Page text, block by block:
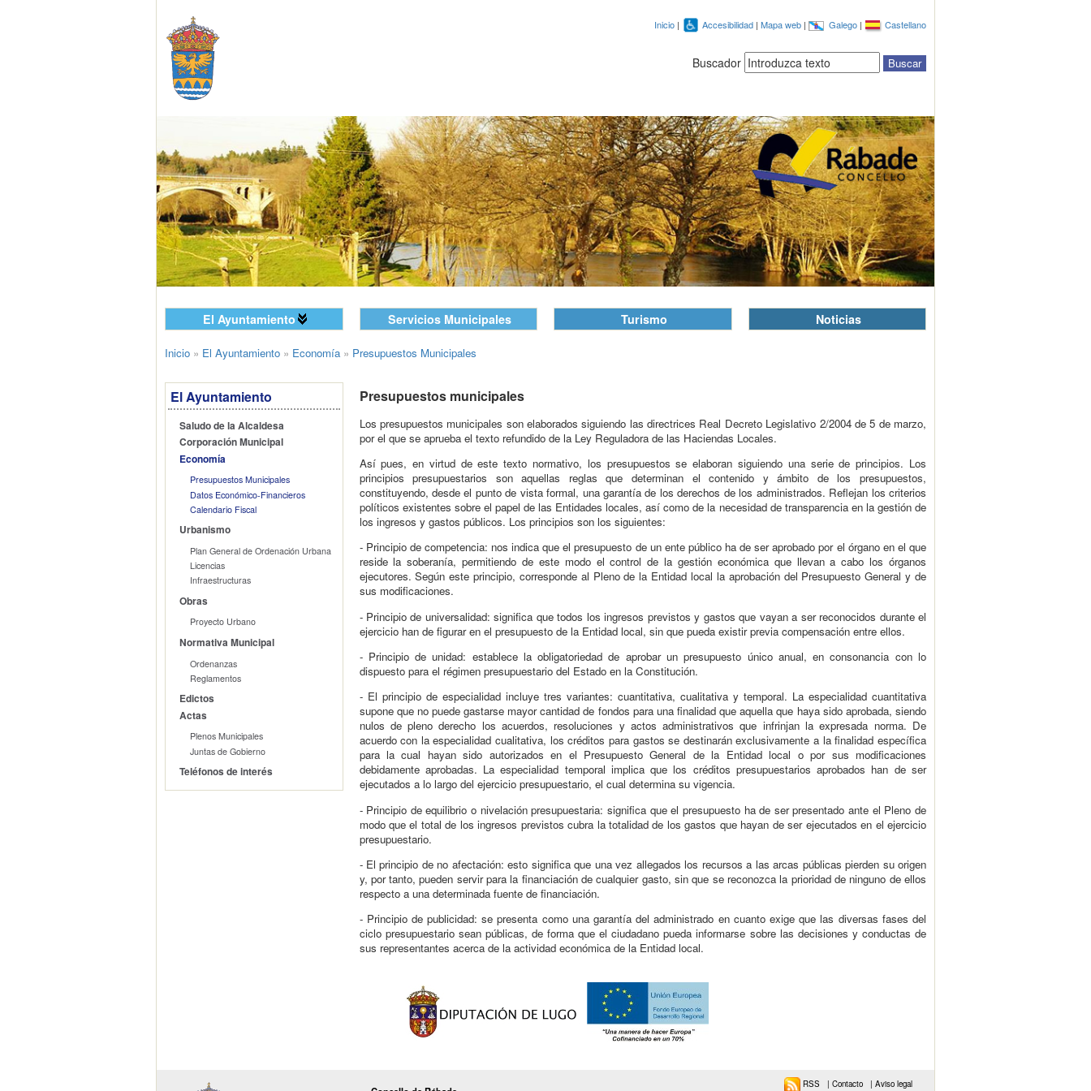
Inicio | Accesibilidad | Mapa web | Galego | Castellano
Buscador
El Ayuntamiento Servicios Municipales Turismo Noticias
Inicio » El Ayuntamiento » Economía » Presupuestos Municipales
El Ayuntamiento
Saludo de la Alcaldesa
Corporación Municipal
Economía
Presupuestos Municipales
Datos Económico-Financieros
Calendario Fiscal
Urbanismo
Plan General de Ordenación Urbana
Licencias
Infraestructuras
Obras
Proyecto Urbano
Normativa Municipal
Ordenanzas
Reglamentos
Edictos
Actas
Plenos Municipales
Juntas de Gobierno
Teléfonos de interés
Presupuestos municipales
Los presupuestos municipales son elaborados siguiendo las directrices Real Decreto Legislativo 2/2004 de 5 de marzo,
por el que se aprueba el texto refundido de la Ley Reguladora de las Haciendas Locales.
Así pues, en virtud de este texto normativo, los presupuestos se elaboran siguiendo una serie de principios. Los
principios presupuestarios son aquellas reglas que determinan el contenido y ámbito de los presupuestos,
constituyendo, desde el punto de vista formal, una garantía de los derechos de los administrados. Reflejan los criterios
políticos existentes sobre el papel de las Entidades locales, así como de la necesidad de transparencia en la gestión de
los ingresos y gastos públicos. Los principios son los siguientes:
- Principio de competencia: nos indica que el presupuesto de un ente público ha de ser aprobado por el órgano en el que
reside la soberanía, permitiendo de este modo el control de la gestión económica que llevan a cabo los órganos
ejecutores. Según este principio, corresponde al Pleno de la Entidad local la aprobación del Presupuesto General y de
sus modificaciones.
- Principio de universalidad: significa que todos los ingresos previstos y gastos que vayan a ser reconocidos durante el
ejercicio han de figurar en el presupuesto de la Entidad local, sin que pueda existir previa compensación entre ellos.
- Principio de unidad: establece la obligatoriedad de aprobar un presupuesto único anual, en consonancia con lo
dispuesto para el régimen presupuestario del Estado en la Constitución.
- El principio de especialidad incluye tres variantes: cuantitativa, cualitativa y temporal. La especialidad cuantitativa
supone que no puede gastarse mayor cantidad de fondos para una finalidad que aquella que haya sido aprobada, siendo
nulos de pleno derecho los acuerdos, resoluciones y actos administrativos que infrinjan la expresada norma. De
acuerdo con la especialidad cualitativa, los créditos para gastos se destinarán exclusivamente a la finalidad específica
para la cual hayan sido autorizados en el Presupuesto General de la Entidad local o por sus modificaciones
debidamente aprobadas. La especialidad temporal implica que los créditos presupuestarios aprobados han de ser
ejecutados a lo largo del ejercicio presupuestario, el cual determina su vigencia.
- Principio de equilibrio o nivelación presupuestaria: significa que el presupuesto ha de ser presentado ante el Pleno de
modo que el total de los ingresos previstos cubra la totalidad de los gastos que hayan de ser ejecutados en el ejercicio
presupuestario.
- El principio de no afectación: esto significa que una vez allegados los recursos a las arcas públicas pierden su origen
y, por tanto, pueden servir para la financiación de cualquier gasto, sin que se reconozca la prioridad de ninguno de ellos
respecto a una determinada fuente de financiación.
- Principio de publicidad: se presenta como una garantía del administrado en cuanto exige que las diversas fases del
ciclo presupuestario sean públicas, de forma que el ciudadano pueda informarse sobre las decisiones y conductas de
sus representantes acerca de la actividad económica de la Entidad local.
RSS |Contacto |Aviso legal